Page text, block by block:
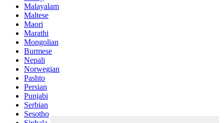
Malayalam
Maltese
Maori
Marathi
Mongolian
Burmese
Nepali
Norwegian
Pashto
Persian
Punjabi
Serbian
Sesotho